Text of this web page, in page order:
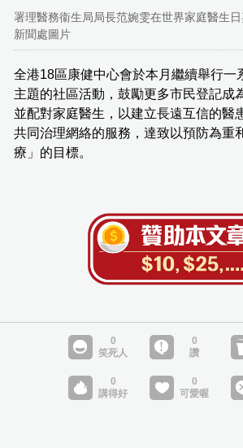
署理醫務衞生局局長范婉雯在世界家庭醫生
新聞處圖片
全港18區康健中心會於本月繼續舉行一
主題的社區活動，鼓勵更多市民登記成
並配對家庭醫生，以建立長遠互信的醫
共同治理網絡的服務，達致以預防為重
療」的目標。